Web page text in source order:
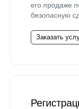
его продаже
безопасную
Заказать